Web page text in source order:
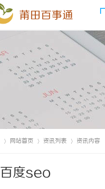
莆田百事通
网站首页 资讯列表 资讯内容
百度seo